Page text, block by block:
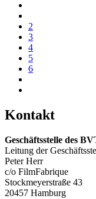
2
3
4
5
6
Kontakt
Geschäftsstelle des
Leitung der
Peter Herr
c/o FilmFabrique
Stockmeyerstraße 43
20457 Hamburg